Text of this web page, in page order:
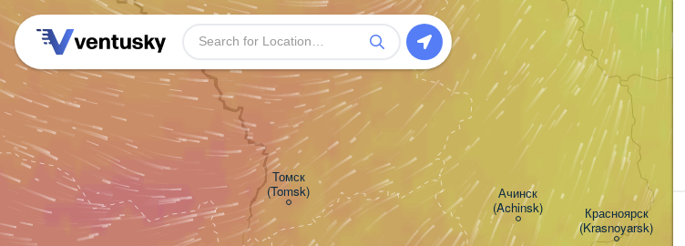
Томск
(Tomsk)
Красноярск
(Krasnoyarsk)
Ачинск
(Achinsk)